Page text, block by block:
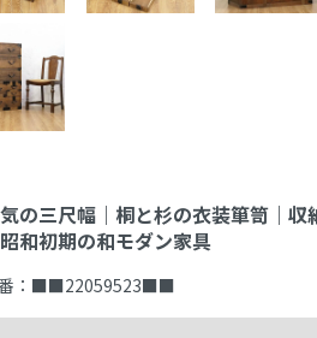
の三尺幅｜桐と杉の衣装箪笥｜
和初期の和モダン家具
： ■■22059523■■